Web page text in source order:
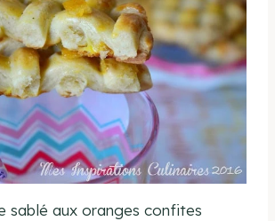
sablé aux oranges confites